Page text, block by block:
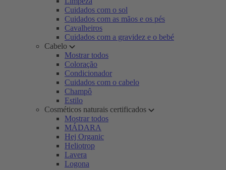
Cuidados com o sol
Cuidados com as mãos e os pés
Cavalheiros
Cuidados com a gravidez e o bebé
Cabelo
Mostrar todos
Coloração
Condicionador
Cuidados com o cabelo
Champô
Estilo
Cosméticos naturais certificados
Mostrar todos
MÁDARA
Hej Organic
Heliotrop
Lavera
Logona